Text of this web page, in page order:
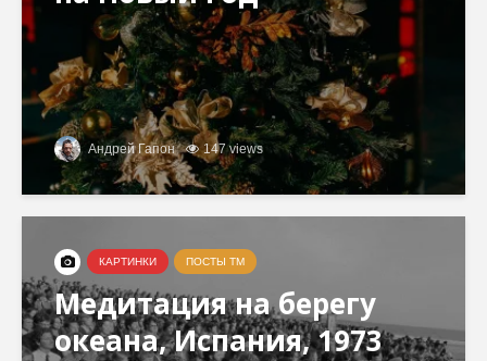
Андрей Гапон 147 views
КАРТИНКИ ПОСТЫ ТМ
Медитация на берегу
океана, Испания, 1973